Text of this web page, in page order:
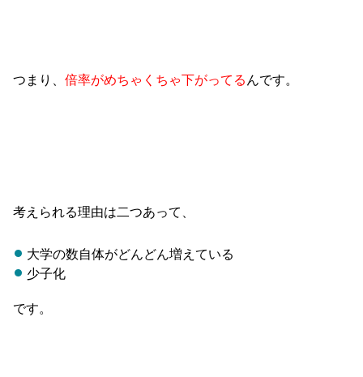
つまり、倍率がめちゃくちゃ下がってる んです。
考えられる理由は二つあって、
大学の数自体がどんどん増えている
少子化
です。